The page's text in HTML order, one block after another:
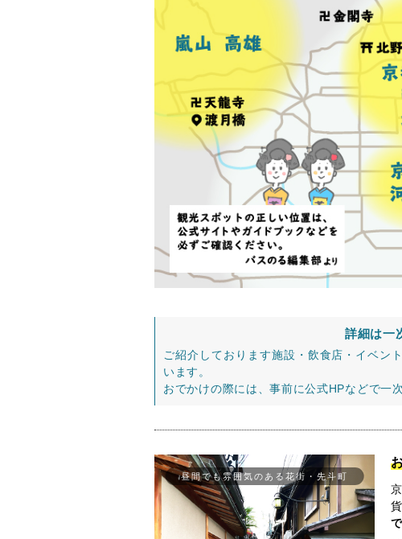
詳細は一
ご紹介しております施設・飲食店・イベン
います。
おでかけの際には、事前に公式HPなどで一
昼間でも雰囲気のある花街・先斗町